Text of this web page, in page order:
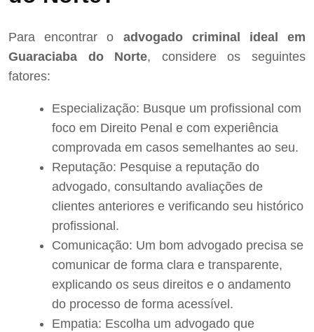
Para encontrar o advogado criminal ideal em
Guaraciaba do Norte, considere os seguintes
fatores:
Especialização: Busque um profissional com
foco em Direito Penal e com experiência
comprovada em casos semelhantes ao seu.
Reputação: Pesquise a reputação do
advogado, consultando avaliações de
clientes anteriores e verificando seu histórico
profissional.
Comunicação: Um bom advogado precisa se
comunicar de forma clara e transparente,
explicando os seus direitos e o andamento
do processo de forma acessível.
Empatia: Escolha um advogado que